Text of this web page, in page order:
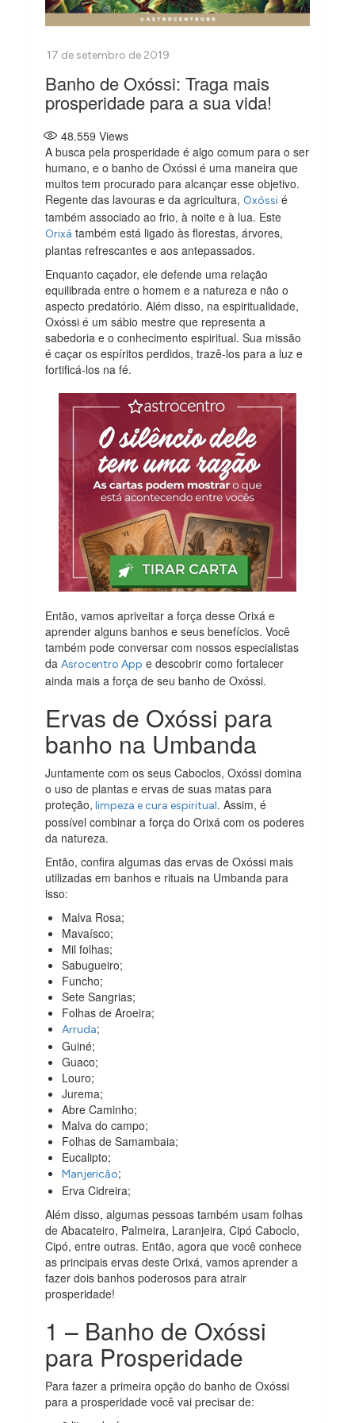
Banho de Oxóssi: Traga mais
prosperidade para a sua vida!
48.559 Views
A busca pela prosperidade é algo comum para o ser
humano, e o banho de Oxóssi é uma maneira que
muitos tem procurado para alcançar esse objetivo.
Regente das lavouras e da agricultura, Oxóssi é
também associado ao frio, à noite e à lua. Este
Orixá também está ligado às florestas, árvores,
plantas refrescantes e aos antepassados.
Enquanto caçador, ele defende uma relação
equilibrada entre o homem e a natureza e não o
aspecto predatório. Além disso, na espiritualidade,
Oxóssi é um sábio mestre que representa a
sabedoria e o conhecimento espiritual. Sua missão
é caçar os espíritos perdidos, trazê-los para a luz e
fortificá-los na fé.
Então, vamos apriveitar a força desse Orixá e
aprender alguns banhos e seus benefícios. Você
também pode conversar com nossos especialistas
daAsrocentro App e descobrir como fortalecer
ainda mais a força de seu banho de Oxóssi.
Ervas de Oxóssi para
banho na Umbanda
Juntamente com os seus Caboclos, Oxóssi domina
o uso de plantas e ervas de suas matas para
proteção, limpeza e cura espiritual. Assim, é
possível combinar a força do Orixá com os poderes
da natureza.
Então, confira algumas das ervas de Oxóssi mais
utilizadas em banhos e rituais na Umbanda para
isso:
Malva Rosa;
Mavaísco;
Mil folhas;
Sabugueiro;
Funcho;
Sete Sangrias;
Folhas de Aroeira;
Arruda;
Guiné;
Guaco;
Louro;
Jurema;
Abre Caminho;
Malva do campo;
Folhas de Samambaia;
Eucalipto;
Manjericão;
Erva Cidreira;
Além disso, algumas pessoas também usam folhas
de Abacateiro, Palmeira, Laranjeira, Cipó Caboclo,
Cipó, entre outras. Então, agora que você conhece
as principais ervas deste Orixá, vamos aprender a
fazer dois banhos poderosos para atrair
prosperidade!
1 – Banho de Oxóssi
para Prosperidade
Para fazer a primeira opção do banho de Oxóssi
para a prosperidade você vai precisar de: